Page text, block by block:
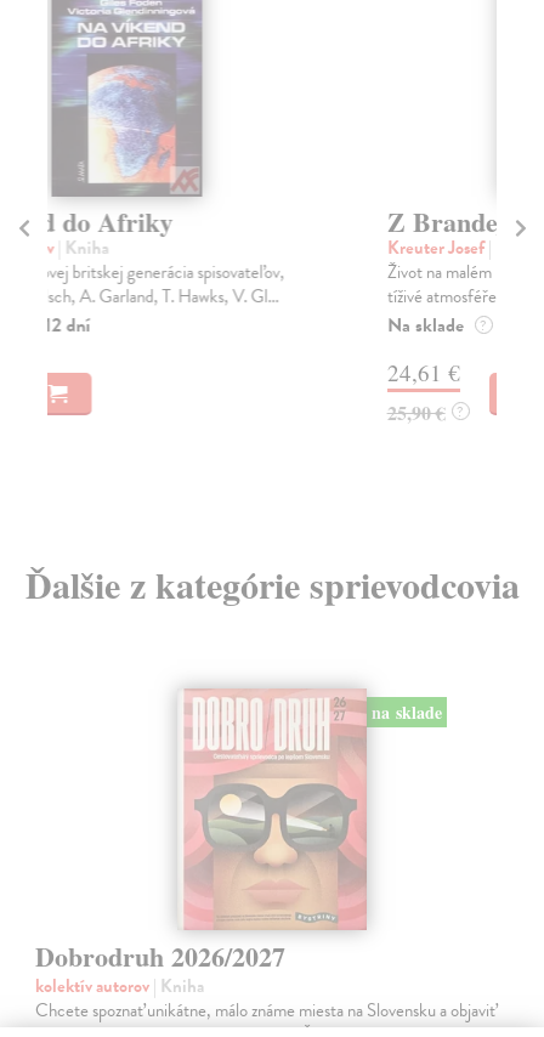
Z Brandejsa do Bruselu
Kreuter Josef
Život na malém městě v prvních poválečných letech a v
tíživé atmosféře padesátých let, dělnická a ná...
Na sklade
24,61 €
25,90 €
Ďalšie z kategórie sprievodcovia
na sklade
Dobrodruh 2026/2027
kolektív autorov| Kniha
Chcete spoznať unikátne, málo známe miesta na Slovensku a objaviť